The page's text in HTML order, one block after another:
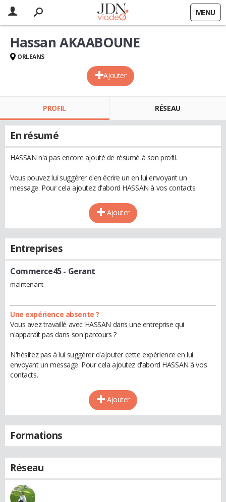
MENU
Ajouter
Hassan AKAABOUNE
ORLEANS
PROFIL RÉSEAU
En résumé
HASSAN n'a pas encore ajouté de résumé à son profil.
Vous pouvez lui suggérer d'en écrire un en lui envoyant un
message. Pour cela ajoutez d'abord HASSAN à vos contacts.
Ajouter
Entreprises
Commerce45- Gerant
maintenant
Une expérience absente ?
Vous avez travaillé avec HASSAN dans une entreprise qui
n'apparaît pas dans son parcours ?
N'hésitez pas à lui suggérer d'ajouter cette expérience en lui
envoyant un message. Pour cela ajoutez d'abord HASSAN à vos
contacts.
Ajouter
Formations
Réseau